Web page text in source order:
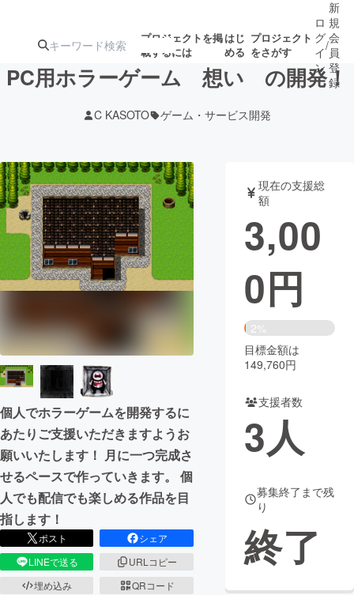
プロジェクトを掲
載するには
はじ
める
プロジェクト
をさがす
アート・写真
テクノロジー・ガジェット ゲーム・サ
ビジネス・起業 チャレンジ
まちづくり・地域活性化
CAMPFIRE for Social Good
CAMPFIRE Creation
CAMPFIREふるさと納税machi-ya コミュニティ
ロ
グ
イ
ン
/
新
規
会
員
登
録
PC用ホラーゲーム 想い の開発！
C KASOTO ゲーム・サービス開発
個人でホラーゲームを開発するに
あたりご支援いただきますようお
願いいたします！ 月に一つ完成さ
せるペースで作っていきます。 個
人でも配信でも楽しめる作品を目
指します！
ポスト
シェア
LINEで送る
URLコピー
埋め込み
QRコード
現在の支援総
額
3,00
0円
2%
目標金額は
149,760円
支援者数
3人
募集終了まで残
り
終了